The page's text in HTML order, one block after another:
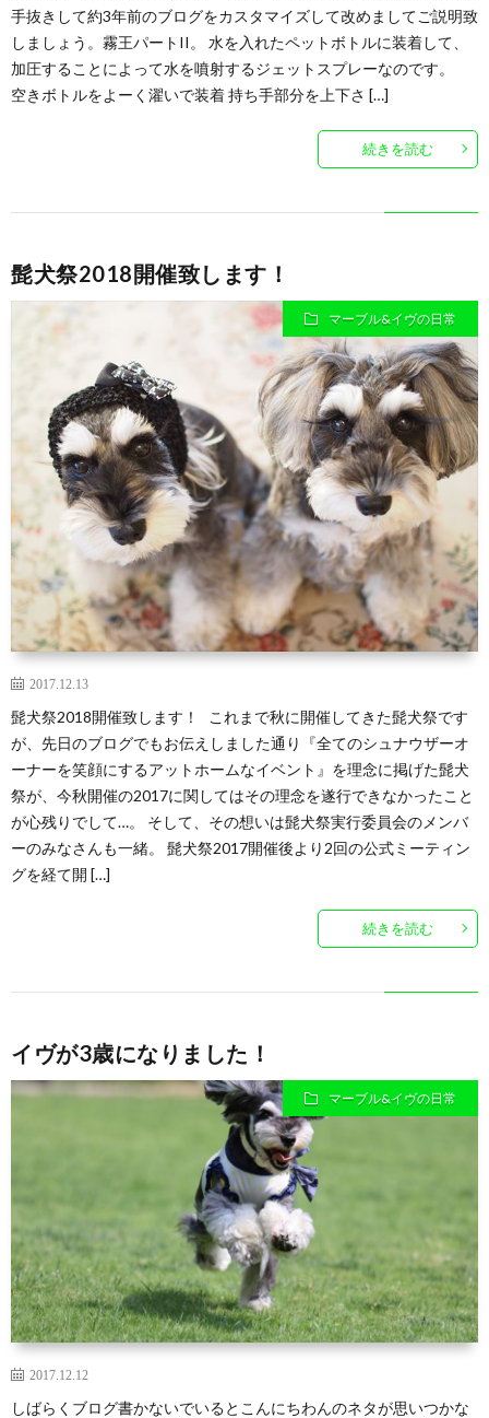
手抜きして約3年前のブログをカスタマイズして改めましてご説明致
しましょう。霧王パートII。 水を入れたペットボトルに装着して、
加圧することによって水を噴射するジェットスプレーなのです。
空きボトルをよーく濯いで装着 持ち手部分を上下さ […]
続きを読む
髭犬祭2018開催致します！
マーブル&イヴの日常
2017.12.13
髭犬祭2018開催致します！ これまで秋に開催してきた髭犬祭です
が、先日のブログでもお伝えしました通り『全てのシュナウザーオ
ーナーを笑顔にするアットホームなイベント』を理念に掲げた髭犬
祭が、今秋開催の2017に関してはその理念を遂行できなかったこと
が心残りでして…。 そして、その想いは髭犬祭実行委員会のメンバ
ーのみなさんも一緒。 髭犬祭2017開催後より2回の公式ミーティン
グを経て開 […]
続きを読む
イヴが3歳になりました！
マーブル&イヴの日常
2017.12.12
しばらくブログ書かないでいるとこんにちわんのネタが思いつかな